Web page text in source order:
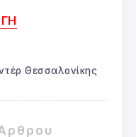
Θεσσαλονίκης